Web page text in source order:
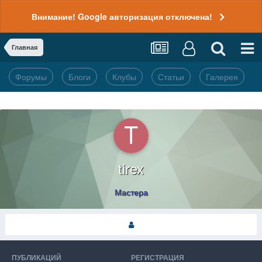
Внимание! Google авторизация отключена!
Главная
Форумы Блоги Клубы Статьи Галерея
tirex
Мастера
ПУБЛИКАЦИЙ РЕГИСТРАЦИЯ